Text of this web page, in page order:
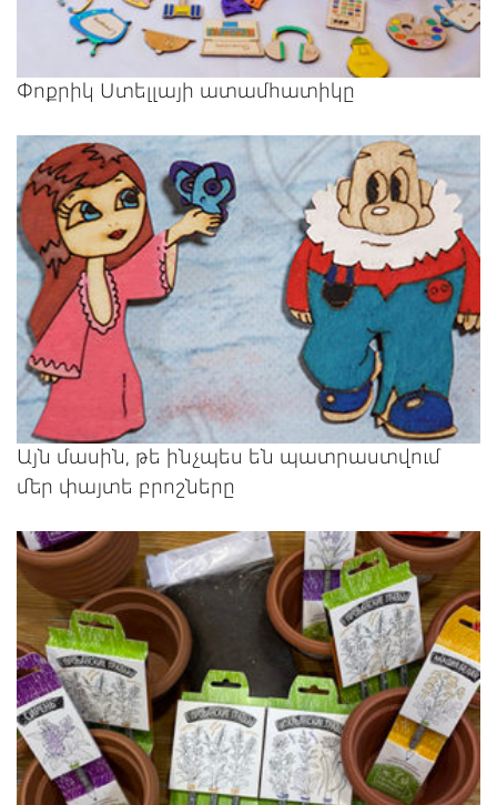
Փոքրիկ Ստելլայի ատամհատիկը
Այն մասին, թե ինչպես են պատրաստվում
մեր փայտե բրոշները